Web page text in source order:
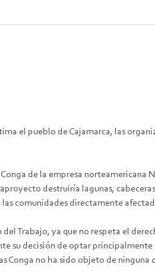
el pueblo de Cajamarca, las
de la empresa
destruiría lagunas,
comunidades directamente
Trabajo, ya que no respeta el
su decisión de optar
no ha sido objeto de